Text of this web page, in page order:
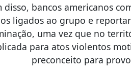
disso, bancos americanos
ligados ao grupo e
uma vez que no
para atos violentos
preconceito para